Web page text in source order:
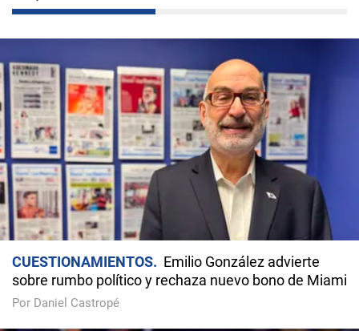
CUESTIONAMIENTOS
Emilio González advierte
sobre rumbo político y rechaza nuevo bono de Miami
Por Daniel Castropé